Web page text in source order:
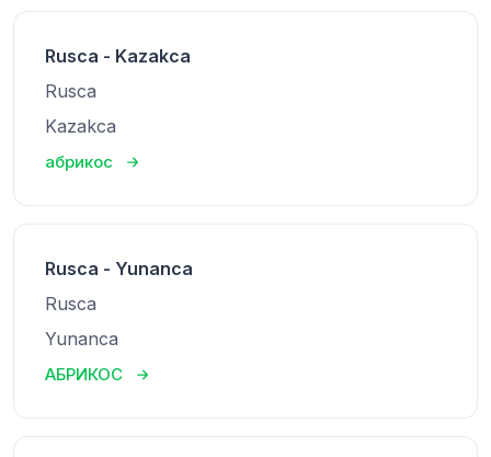
Rusca - Kazakca
Rusca
Kazakca
абрикос
Rusca - Yunanca
Rusca
Yunanca
АБРИКОС